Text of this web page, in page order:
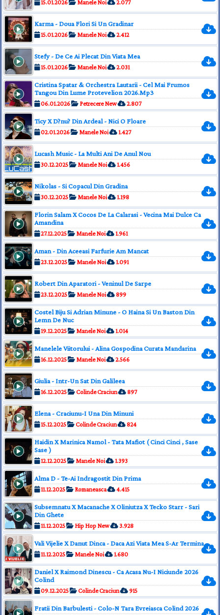
15.01.2026 Manele Noi 2.077
Karma - Doua Flori Si Un Gradinar
15.01.2026 Manele Noi 2.412
Stefy - De Ce Ai Plecat Din Viata Mea
15.01.2026 Manele Noi 2.031
Cristina Spatar & Orchestra Lautarii - Cel Mai Frumos
Tangou Din Lume Protevelion 2026.Mp3
06.01.2026 Petrecere New 2.807
Ticy X D?nu? Din Ardeal - Nici O Floare
02.01.2026 Manele Noi 1.427
Lucash Music - La Multi Ani De Anul Nou
30.12.2025 Manele Noi 1.456
Nikolas - Si Copacul Din Gradina
30.12.2025 Manele Noi 1.198
Florin Salam X Cocos De La Calarasi - Vecina Mai Dulce Ca
Amandina
27.12.2025 Manele Noi 1.961
Aman - Din Aceeasi Farfurie Am Mancat
23.12.2025 Manele Noi 1.091
Robert Din Aparatori - Veninul De Sarpe
23.12.2025 Manele Noi 899
Costel Biju Si Adrian Minune - O Haina Si Un Baston Din
Lemn De Nuc
19.12.2025 Manele Noi 1.014
Manelele Viitorului - Alina Gospodina Curata Mandarina
16.12.2025 Manele Noi 2.566
Giulia - Intr-Un Sat Din Galileea
16.12.2025 Colinde Craciun 897
Elena - Craciunu-I Una Din Minuni
15.12.2025 Colinde Craciun 824
Haidin X Marinica Namol - Tata Mafiot ( Cinci Cinci , Sase
Sase )
12.12.2025 Manele Noi 1.393
Alma D - Te-Ai Indragostit Din Prima
11.12.2025 Romaneasca 4.415
Subsemnatu X Macanache X Oliniutza X Tecko Starr - Sari
Din Ghete
11.12.2025 Hip Hop New 3.928
Vali Vijelie X Danut Dinca - Daca Azi Viata Mea S-Ar Termina
11.12.2025 Manele Noi 1.680
Daniel X Raimond Dinescu - Ca Acasa Nu-I Niciunde 2026
Colind
09.12.2025 Colinde Craciun 915
Fratii Din Barbulesti - Colo-N Tara Evreiasca Colind 2026